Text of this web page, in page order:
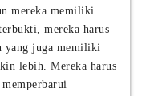
mereka memiliki
mereka harus
yang juga memiliki
lebih. Mereka harus